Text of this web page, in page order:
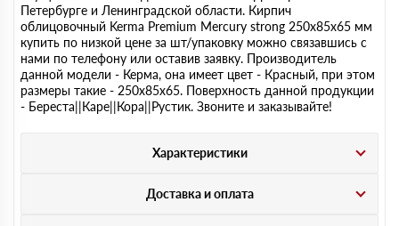
Петербурге и Ленинградской области. Кирпич
облицовочный Kerma Premium Mercury strong 250х85х65 мм
купить по низкой цене за шт/упаковку можно связавшись с
нами по телефону или оставив заявку. Производитель
данной модели - Керма, она имеет цвет - Красный, при этом
размеры такие - 250х85х65. Поверхность данной продукции
- Береста||Каре||Кора||Рустик. Звоните и заказывайте!
Характеристики
Доставка и оплата